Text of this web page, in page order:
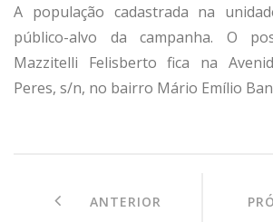
A população cadastrada na
público-alvo da campanha. O
Mazzitelli Felisberto fica na
Peres, s/n, no bairro Mário Emílio
ANTERIOR